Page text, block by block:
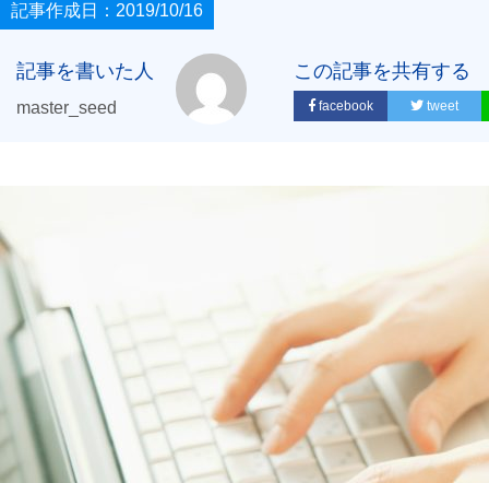
記事作成日：2019/10/16
記事を書いた人
master_seed
この記事を共有する
facebook tweet